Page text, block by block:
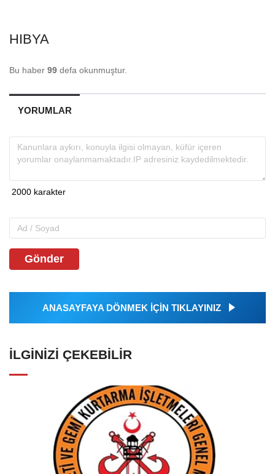
HIBYA
Bu haber 99 defa okunmuştur.
YORUMLAR
Gönder
ANASAYFAYA DÖNMEK İÇİN TIKLAYINIZ
İLGINIZI ÇEKEBILIR